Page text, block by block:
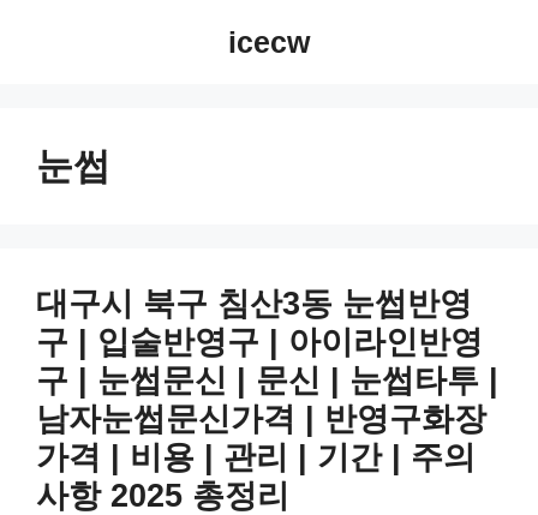
icecw
눈썹
대구시 북구 침산3동 눈썹반영
구 | 입술반영구 | 아이라인반영
구 | 눈썹문신 | 문신 | 눈썹타투 |
남자눈썹문신가격 | 반영구화장
가격 | 비용 | 관리 | 기간 | 주의
사항 2025 총정리